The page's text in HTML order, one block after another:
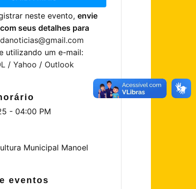
neste evento, envie
seus detalhes para
utilizando um e-mail:
/ Yahoo / Outlook
- 04:00 PM
Municipal Manoel
eventos